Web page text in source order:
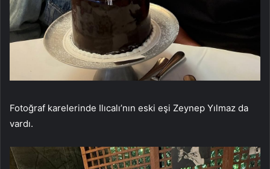
Fotoğraf karelerinde Ilıcalı’nın eski eşi Zeynep Yılmaz da
vardı.